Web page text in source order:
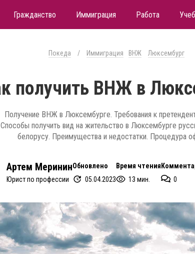
Гражданство Иммиграция Работа
Покеда / Иммиграция ВНЖ Люксембург
получить ВНЖ в
Получение ВНЖ в Люксембурге. Требования к
Способы получить вид на жительство в Люксембурге
белорусу. Преимущества и недостатки. Процедура
Артем Меринин
Юрист по профессии
Обновлено
05.04.2023
Время чтения
13 мин.
0